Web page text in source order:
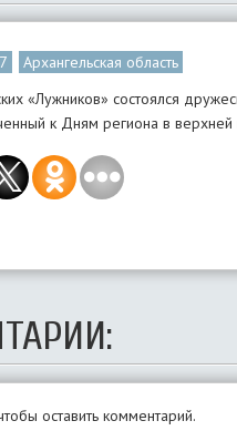
Архангельская область
«Лужников» состоялся
к Дням региона в верхней
оставить комментарий.